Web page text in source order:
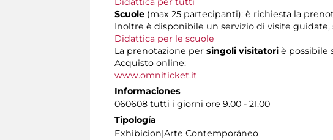
Scuole (max 25 partecipanti): è richiesta la
Inoltre è disponibile un servizio di visite guidate,
Didattica per le scuole
La prenotazione per singoli visitatori è possibile
Acquisto online:
www.omniticket.it
Informaciones
060608 tutti i giorni ore 9.00 - 21.00
Tipología
Exhibicion|Arte Contemporáneo